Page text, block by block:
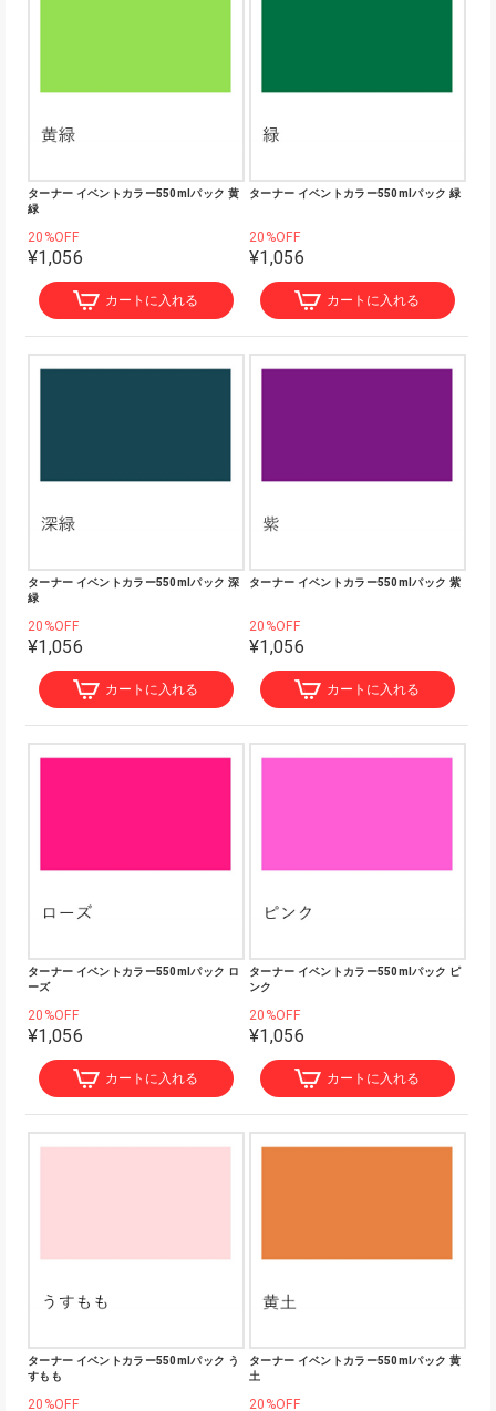
ターナー イベントカラー550mlパック 黄
緑
20%OFF
¥1,056
カートに入れる
ターナー イベントカラー550mlパック 緑
20%OFF
¥1,056
カートに入れる
ターナー イベントカラー550mlパック 深
緑
20%OFF
¥1,056
カートに入れる
ターナー イベントカラー550mlパック 紫
20%OFF
¥1,056
カートに入れる
ターナー イベントカラー550mlパック ロ
ーズ
20%OFF
¥1,056
カートに入れる
ターナー イベントカラー550mlパック ピ
ンク
20%OFF
¥1,056
カートに入れる
ターナー イベントカラー550mlパック う
すもも
20%OFF
ターナー イベントカラー550mlパック 黄
土
20%OFF